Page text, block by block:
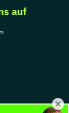
auf